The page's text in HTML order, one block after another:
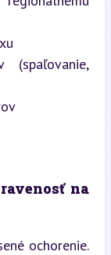
(spaľovanie,
na
ochorenie.